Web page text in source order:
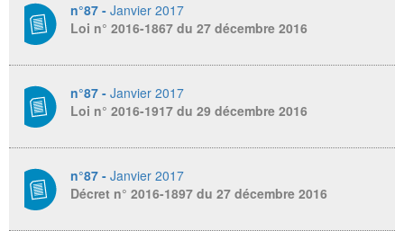
n°87 - Janvier 2017
Loi n° 2016-1867 du 27 décembre 2016
n°87 - Janvier 2017
Loi n° 2016-1917 du 29 décembre 2016
n°87 - Janvier 2017
Décret n° 2016-1897 du 27 décembre 2016